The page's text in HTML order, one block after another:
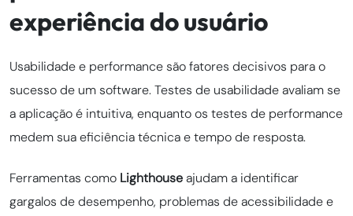
experiência do usuário
Usabilidade e performance são fatores decisivos para o
sucesso de um software. Testes de usabilidade avaliam se
a aplicação é intuitiva, enquanto os testes de performance
medem sua eficiência técnica e tempo de resposta.
Ferramentas como Lighthouseajudam a identificar
gargalos de desempenho, problemas de acessibilidade e